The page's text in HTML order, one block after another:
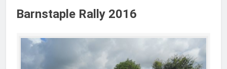
Barnstaple Rally 2016